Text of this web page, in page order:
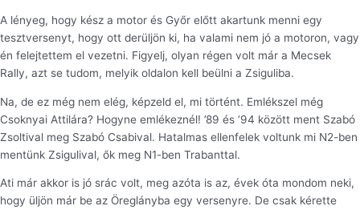
A lényeg, hogy kész a motor és Győr előtt akartunk menni egy
tesztversenyt, hogy ott derüljön ki, ha valami nem jó a motoron, vagy
én felejtettem el vezetni. Figyelj, olyan régen volt már a Mecsek
Rally, azt se tudom, melyik oldalon kell beülni a Zsiguliba.
Na, de ez még nem elég, képzeld el, mi történt. Emlékszel még
Csoknyai Attilára? Hogyne emlékeznél! ’89 és ’94 között ment Szabó
Zsoltival meg Szabó Csabival. Hatalmas ellenfelek voltunk mi N2-ben
mentünk Zsigulival, ők meg N1-ben Trabanttal.
Ati már akkor is jó srác volt, meg azóta is az, évek óta mondom neki,
hogy üljön már be az Öreglányba egy versenyre. De csak kérette